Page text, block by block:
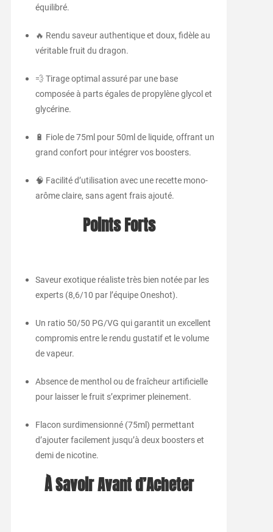
équilibré.
🔥 Rendu saveur authentique et doux, fidèle au
véritable fruit du dragon.
💨 Tirage optimal assuré par une base
composée à parts égales de propylène glycol et
glycérine.
🔋 Fiole de 75ml pour 50ml de liquide, offrant un
grand confort pour intégrer vos boosters.
🧠 Facilité d’utilisation avec une recette mono-
arôme claire, sans agent frais ajouté.
Points Forts
Saveur exotique réaliste très bien notée par les
experts (8,6/10 par l’équipe Oneshot).
Un ratio 50/50 PG/VG qui garantit un excellent
compromis entre le rendu gustatif et le volume
de vapeur.
Absence de menthol ou de fraîcheur artificielle
pour laisser le fruit s’exprimer pleinement.
Flacon surdimensionné (75ml) permettant
d’ajouter facilement jusqu’à deux boosters et
demi de nicotine.
À Savoir Avant d’Acheter